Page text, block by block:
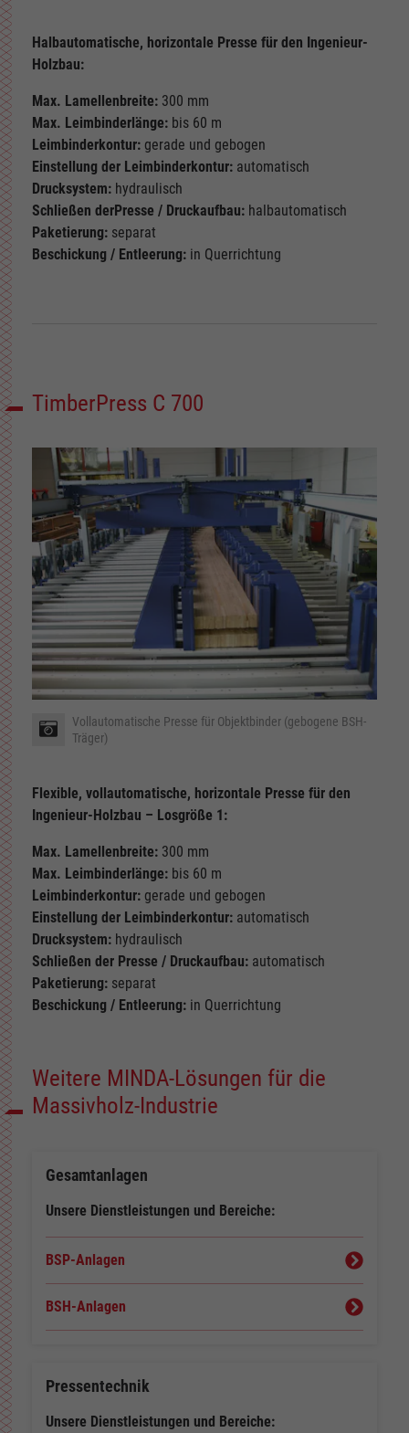
Halbautomatische, horizontale Presse für den Ingenieur-
Holzbau:
Max. Lamellenbreite: 300 mm
Max. Leimbinderlänge: bis 60 m
Leimbinderkontur: gerade und gebogen
Einstellung der Leimbinderkontur:automatisch
Drucksystem:hydraulisch
Schließen derPresse / Druckaufbau: halbautomatisch
Paketierung:separat
Beschickung / Entleerung:in Querrichtung
TimberPress C 700
Vollautomatische Presse für Objektbinder (gebogene BSH-
Träger)
Flexible, vollautomatische, horizontale Presse für den
Ingenieur-Holzbau – Losgröße 1:
Max. Lamellenbreite:300 mm
Max. Leimbinderlänge:bis 60 m
Leimbinderkontur:gerade und gebogen
Einstellung der Leimbinderkontur: automatisch
Drucksystem:hydraulisch
Schließen der Presse / Druckaufbau:automatisch
Paketierung:separat
Beschickung / Entleerung:in Querrichtung
Weitere MINDA-Lösungen für die
Massivholz-Industrie
Gesamtanlagen
Unsere Dienstleistungen und Bereiche:
BSP-Anlagen
BSH-Anlagen
Pressentechnik
Unsere Dienstleistungen und Bereiche: